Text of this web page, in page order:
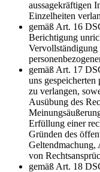
aussagekräftigen
Einzelheiten
gemäß Art. 16
Berichtigung
Vervollständigung
gemäß Art. 17
uns gespeicherten
zu verlangen,
Ausübung des
Erfüllung einer
Gründen des
Geltendmachung,
von
gemäß Art. 18